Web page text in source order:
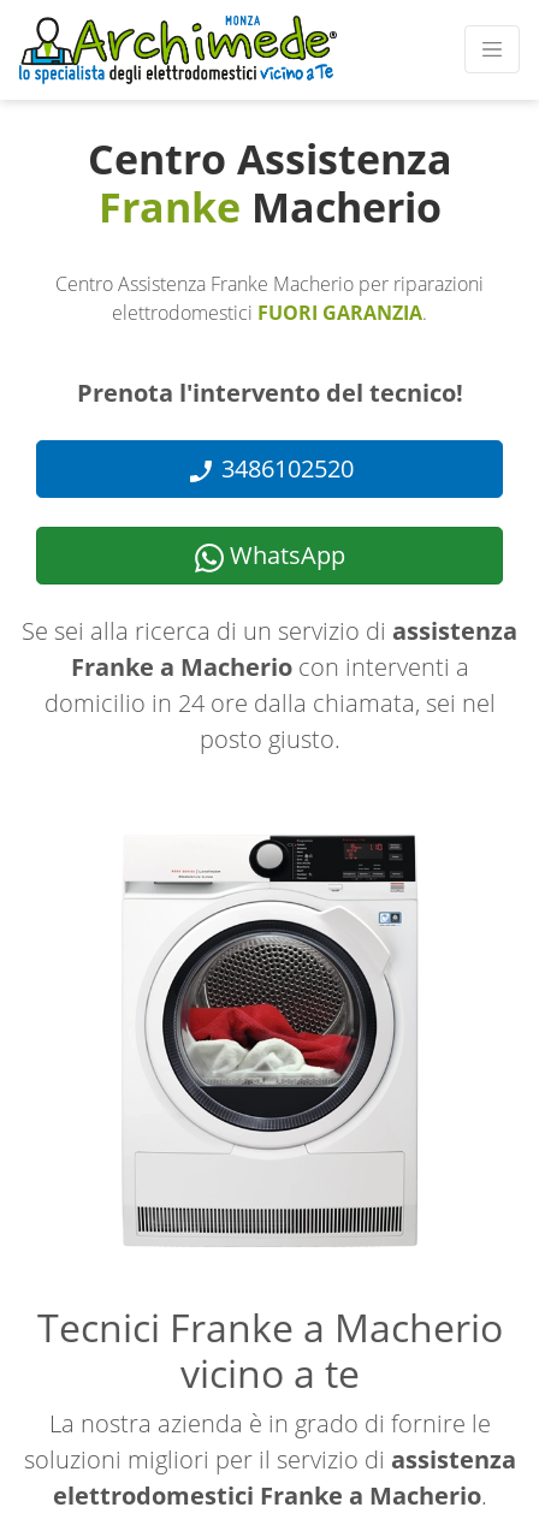
Centro Assistenza
Franke Macherio
Centro Assistenza Franke Macherio per riparazioni
elettrodomestici FUORI GARANZIA.
Prenota l'intervento del tecnico!
3486102520
WhatsApp
Se sei alla ricerca di un servizio di assistenza
Franke a Macheriocon interventi a
domicilio in 24 ore dalla chiamata, sei nel
posto giusto.
Tecnici Franke a Macherio
vicino a te
La nostra azienda è in grado di fornire le
soluzioni migliori per il servizio di assistenza
elettrodomestici Franke a Macherio.